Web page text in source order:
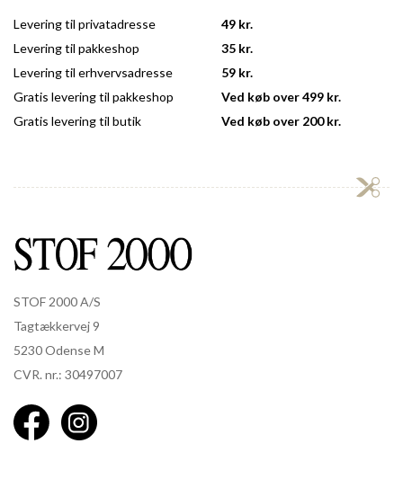
Levering til privatadresse
Levering til pakkeshop
Levering til erhvervsadresse
Gratis levering til pakkeshop
Gratis levering til butik
49 kr.
35 kr.
59 kr.
Ved køb over 499 kr.
Ved køb over 200 kr.
STOF 2000 A/S
Tagtækkervej 9
5230 Odense M
CVR. nr.: 30497007